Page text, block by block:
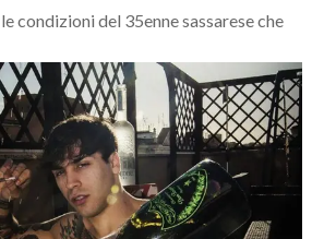
condizioni del 35enne sassarese che